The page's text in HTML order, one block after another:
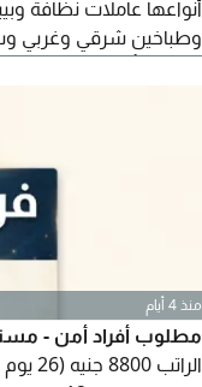
أنواعها عاملات نظافة
وطباخين شرقي وغربي
منذ 4 أيام
مطلوب أفراد أمن -